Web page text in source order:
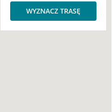
WYZNACZ TRASĘ